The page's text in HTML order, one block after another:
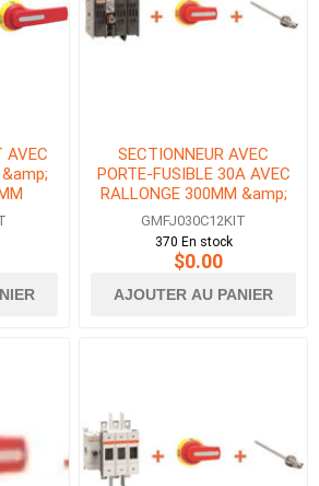
AVEC
&amp;
SECTIONNEUR AVEC
PORTE-FUSIBLE 30A AVEC
RALLONGE 300MM &amp;
POIGNEE VERROUILLAGE DE
PORTE
GMFJ030C12KIT
370 En stock
$0.00
AJOUTER AU PANIER